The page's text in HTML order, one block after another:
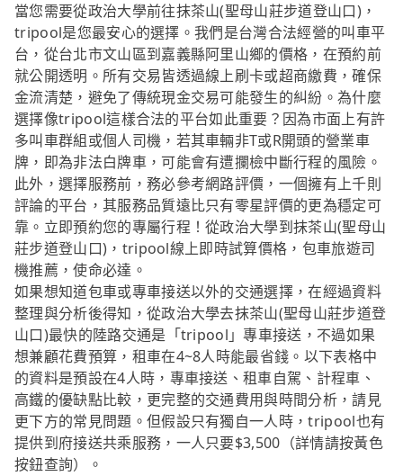
當您需要從政治大學前往抹茶山(聖母山莊步道登山口)，
tripool是您最安心的選擇。我們是台灣合法經營的叫車平
台，從台北市文山區到嘉義縣阿里山鄉的價格，在預約前
就公開透明。所有交易皆透過線上刷卡或超商繳費，確保
金流清楚，避免了傳統現金交易可能發生的糾紛。為什麼
選擇像tripool這樣合法的平台如此重要？因為市面上有許
多叫車群組或個人司機，若其車輛非T或R開頭的營業車
牌，即為非法白牌車，可能會有遭攔檢中斷行程的風險。
此外，選擇服務前，務必參考網路評價，一個擁有上千則
評論的平台，其服務品質遠比只有零星評價的更為穩定可
靠。立即預約您的專屬行程！從政治大學到抹茶山(聖母山
莊步道登山口)，tripool線上即時試算價格，包車旅遊司
機推薦，使命必達。
如果想知道包車或專車接送以外的交通選擇，在經過資料
整理與分析後得知，從政治大學去抹茶山(聖母山莊步道登
山口)最快的陸路交通是「tripool」專車接送，不過如果
想兼顧花費預算，租車在4~8人時能最省錢。以下表格中
的資料是預設在4人時，專車接送、租車自駕、計程車、
高鐵的優缺點比較，更完整的交通費用與時間分析，請見
更下方的常見問題。但假設只有獨自一人時，tripool也有
提供到府接送共乘服務，一人只要$3,500（詳情請按黃色
按鈕查詢）。